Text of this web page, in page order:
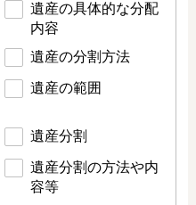
遺産の具体的な分配
内容
遺産の分割方法
遺産の範囲
遺産分割
遺産分割の方法や内
容等